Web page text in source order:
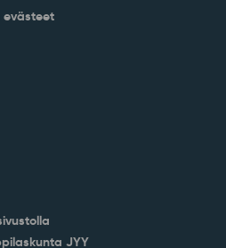
evästeet
JYY